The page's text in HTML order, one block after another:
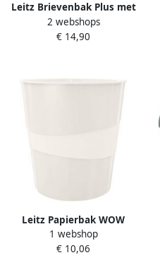
Leitz Brievenbak Plus met
lade A4 maxi zwart
2 webshops
€ 14,90
Leitz Papierbak WOW
15liter wit
1 webshop
€ 10,06